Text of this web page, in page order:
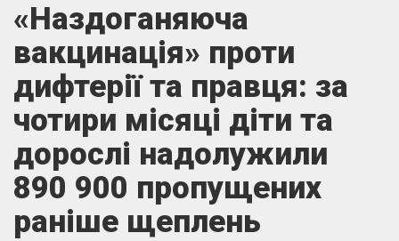
«Наздоганяюча
вакцинація» проти
дифтерії та правця: за
чотири місяці діти та
дорослі надолужили
890 900 пропущених
раніше щеплень